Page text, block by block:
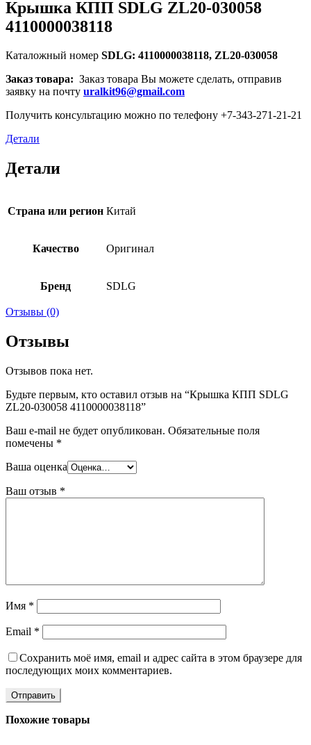
Крышка КПП SDLG ZL20-030058
4110000038118
Каталожный номер SDLG: 4110000038118, ZL20-030058
Заказ товара: Заказ товара Вы можете сделать, отправив
заявку на почту uralkit96@gmail.com
Получить консультацию можно по телефону +7-343-271-21-21
Детали
Детали
Страна или регион Китай
Качество Оригинал
Бренд SDLG
Отзывы (0)
Отзывы
Отзывов пока нет.
Будьте первым, кто оставил отзыв на “Крышка КПП SDLG
ZL20-030058 4110000038118”
Ваш e-mail не будет опубликован. Обязательные поля
помечены *
Ваша оценка
Ваш отзыв *
Имя *
Email *
Сохранить моё имя, email и адрес сайта в этом браузере для
последующих моих комментариев.
Похожие товары